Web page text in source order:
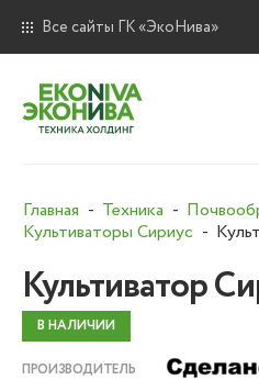
Все сайты ГК «ЭкоНива»
Главная Техника
Культиваторы Сириус
Культиватор
В НАЛИЧИИ
ПРОИЗВОДИТЕЛЬ